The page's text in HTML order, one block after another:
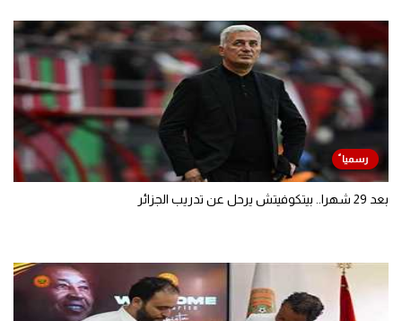
بعد 29 شهرا.. بيتكوفيتش يرحل عن تدريب الجزائر